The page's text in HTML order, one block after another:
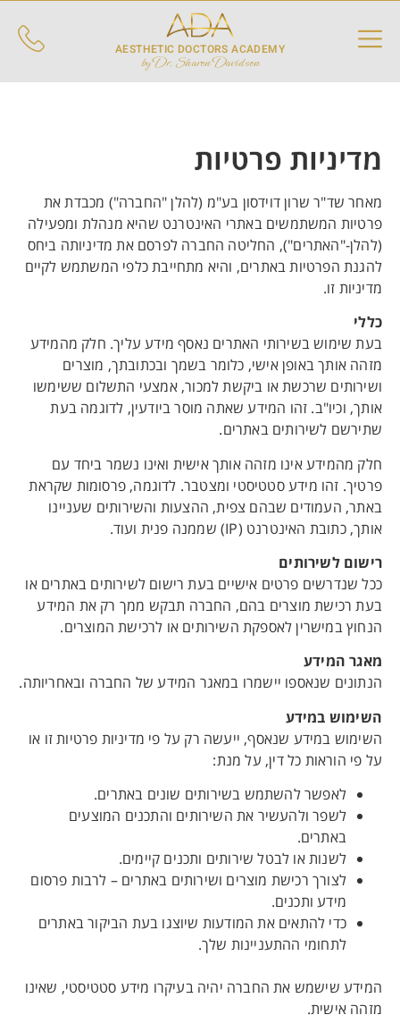
AESTHETIC DOCTORS ACADEMY
by Dr. Sharon Davidson
מדיניות פרטיות
מאחר שד"ר שרון דוידסון בע"מ (להלן "החברה") מכבדת את
פרטיות המשתמשים באתרי האינטרנט שהיא מנהלת ומפעילה
(להלן-"האתרים"), החליטה החברה לפרסם את מדיניותה ביחס
להגנת הפרטיות באתרים, והיא מתחייבת כלפי המשתמש לקיים
מדיניות זו.
כללי
בעת שימוש בשירותי האתרים נאסף מידע עליך. חלק מהמידע
מזהה אותך באופן אישי, כלומר בשמך ובכתובתך, מוצרים
ושירותים שרכשת או ביקשת למכור, אמצעי התשלום ששימשו
אותך, וכיו"ב. זהו המידע שאתה מוסר ביודעין, לדוגמה בעת
שתירשם לשירותים באתרים.
חלק מהמידע אינו מזהה אותך אישית ואינו נשמר ביחד עם
פרטיך. זהו מידע סטטיסטי ומצטבר. לדוגמה, פרסומות שקראת
באתר, העמודים שבהם צפית, ההצעות והשירותים שעניינו
אותך, כתובת האינטרנט (IP) שממנה פנית ועוד.
רישום לשירותים
ככל שנדרשים פרטים אישיים בעת רישום לשירותים באתרים או
בעת רכישת מוצרים בהם, החברה תבקש ממך רק את המידע
הנחוץ במישרין לאספקת השירותים או לרכישת המוצרים.
מאגר המידע
הנתונים שנאספו יישמרו במאגר המידע של החברה ובאחריותה.
השימוש במידע
השימוש במידע שנאסף, ייעשה רק על פי מדיניות פרטיות זו או
על פי הוראות כל דין, על מנת:
לאפשר להשתמש בשירותים שונים באתרים.
לשפר ולהעשיר את השירותים והתכנים המוצעים
באתרים.
לשנות או לבטל שירותים ותכנים קיימים.
לצורך רכישת מוצרים ושירותים באתרים – לרבות פרסום
מידע ותכנים.
כדי להתאים את המודעות שיוצגו בעת הביקור באתרים
לתחומי ההתעניינות שלך.
המידע שישמש את החברה יהיה בעיקרו מידע סטטיסטי, שאינו
מזהה אישית.